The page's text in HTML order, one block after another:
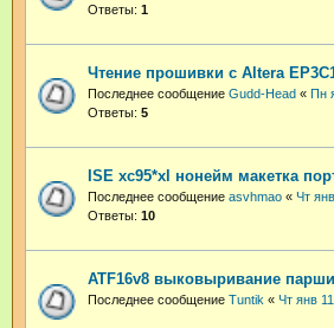
Ответы: 1
Чтение прошивки с Altera
Последнее сообщение Gudd-Head « Пн
Ответы: 5
ISE xc95*xl нонейм макетка
Последнее сообщение asvhmao « Чт
Ответы: 10
ATF16v8 выковыривание
Последнее сообщение Tuntik « Чт янв